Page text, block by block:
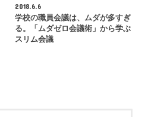
2018.6.6
学校の職員会議は、ムダが多すぎ
る。「ムダゼロ会議術」から学ぶ
スリム会議